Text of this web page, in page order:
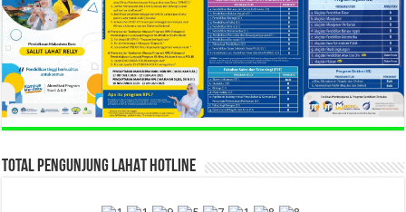
TOTAL PENGUNJUNG LAHAT HOTLINE